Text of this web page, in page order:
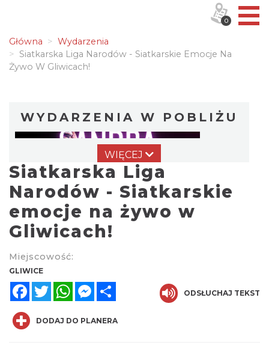
Główna
Wydarzenia
Siatkarska Liga Narodów - Siatkarskie Emocje Na
Żywo W Gliwicach!
WYDARZENIA W POBLIŻU
Koncert Sandry w Gliwicach
0.00 km
WIĘCEJ
Siatkarska Liga
Narodów - Siatkarskie
emocje na żywo w
Gliwicach!
Miejscowość:
GLIWICE
FacebookTwitterWhatsAppMessenger
ODSŁUCHAJ TEKST
DODAJ DO PLANERA
0